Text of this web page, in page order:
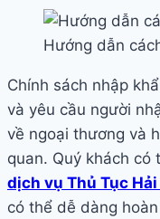
Hướng dẫn
Chính sách nhập
và yêu cầu người
về ngoại thương và
quan. Quý khách có
dịch vụ Thủ Tục Hải
có thể dễ dàng